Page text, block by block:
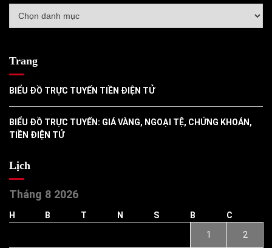
mục
Trang
BIỂU ĐỒ TRỰC TUYẾN TIỀN ĐIỆN TỬ
BIỂU ĐỒ TRỰC TUYẾN: GIÁ VÀNG, NGOẠI TỆ, CHỨNG KHOÁN,
TIỀN ĐIỆN TỬ
Lịch
Tháng 8 2026
H B T N S B
C
1
2